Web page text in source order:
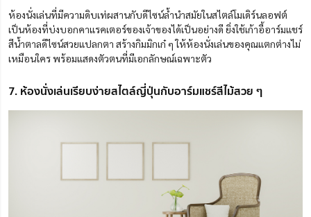
ห้องนั่งเล่นที่มีความดิบเท่ผสานกับดีไซน์ล้ำนำสมัยในสไตล์โมเดิร์นลอฟต์
เป็นห้องที่บ่งบอกคาแรคเตอร์ของเจ้าของได้เป็นอย่างดี ยิ่งใช้เก้าอี้อาร์มแชร์
สีน้ำตาลดีไซน์สวยแปลกตา สร้างกิมมิกเก๋ ๆ ให้ห้องนั่งเล่นของคุณแตกต่างไม่
เหมือนใคร พร้อมแสดงตัวตนที่มีเอกลักษณ์เฉพาะตัว
7. ห้องนั่งเล่นเรียบง่ายสไตล์ญี่ปุ่นกับอาร์มแชร์สีไม้สวย ๆ